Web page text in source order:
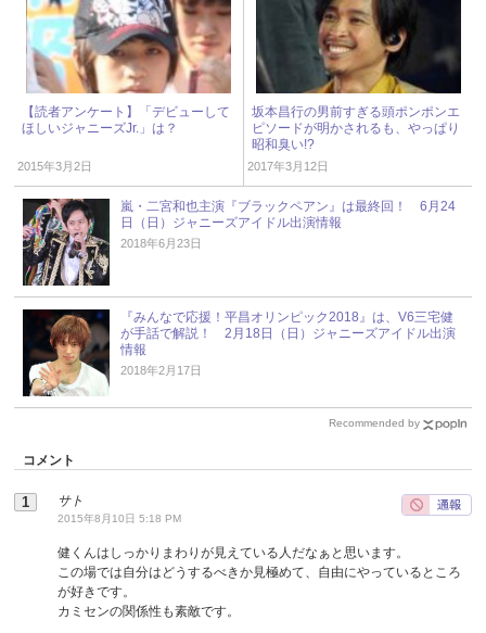
【読者アンケート】「デビューして
ほしいジャニーズJr.」は？
2015年3月2日
坂本昌行の男前すぎる頭ポンポンエ
ピソードが明かされるも、やっぱり
昭和臭い!?
2017年3月12日
嵐・二宮和也主演『ブラックペアン』は最終回！ 6月24
日（日）ジャニーズアイドル出演情報
2018年6月23日
『みんなで応援！平昌オリンピック2018』は、V6三宅健
が手話で解説！ 2月18日（日）ジャニーズアイドル出演
情報
2018年2月17日
Recommended by
コメント
サト
2015年8月10日 5:18 PM
健くんはしっかりまわりが見えている人だなぁと思います。
この場では自分はどうするべきか見極めて、自由にやっているところ
が好きです。
カミセンの関係性も素敵です。